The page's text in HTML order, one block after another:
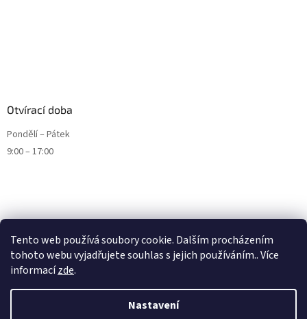
Tento web používá soubory cookie. Dalším procházením
tohoto webu vyjadřujete souhlas s jejich používáním.. Více
informacízde.
Nastavení
Otvírací doba
Pondělí – Pátek
9:00 – 17:00
Vytvořil Shoptet